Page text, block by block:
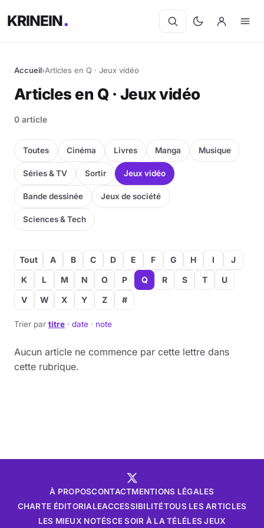
KRINEIN
Accueil›Articles en Q · Jeux vidéo
Articles en Q · Jeux vidéo
0 article
Toutes Cinéma Livres Manga Musique
Séries & TV Sortir Jeux vidéo
Bande dessinée Jeux de société
Sciences & Tech
Tout A B C D E F G H I
J
K
L M N O P Q R S T
U
V
W X Y Z #
Trier par titre · date · note
Aucun article ne commence par cette lettre dans
cette rubrique.
À PROPOSCONTACTMENTIONS LÉGALES
CHARTE ÉDITORIALEACCESSIBILITÉTOUS LES ARTICLES
LES MIEUX NOTÉSCE SOIR À LA TÉLÉLES JEUX